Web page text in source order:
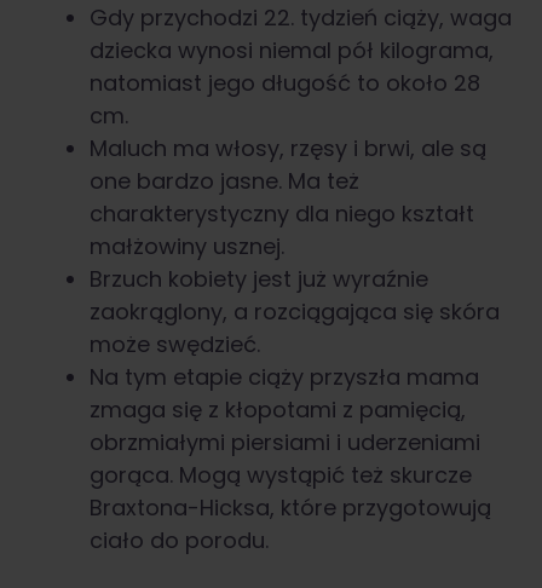
Gdy przychodzi 22. tydzień ciąży, waga
dziecka wynosi niemal pół kilograma,
natomiast jego długość to około 28
cm.
Maluch ma włosy, rzęsy i brwi, ale są
one bardzo jasne. Ma też
charakterystyczny dla niego kształt
małżowiny usznej.
Brzuch kobiety jest już wyraźnie
zaokrąglony, a rozciągająca się skóra
może swędzieć.
Na tym etapie ciąży przyszła mama
zmaga się z kłopotami z pamięcią,
obrzmiałymi piersiami i uderzeniami
gorąca. Mogą wystąpić też skurcze
Braxtona-Hicksa, które przygotowują
ciało do porodu.